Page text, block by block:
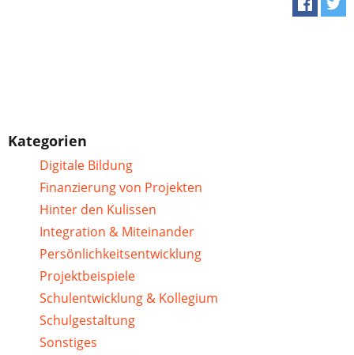
Kategorien
Digitale Bildung
Finanzierung von Projekten
Hinter den Kulissen
Integration & Miteinander
Persönlichkeitsentwicklung
Projektbeispiele
Schulentwicklung & Kollegium
Schulgestaltung
Sonstiges